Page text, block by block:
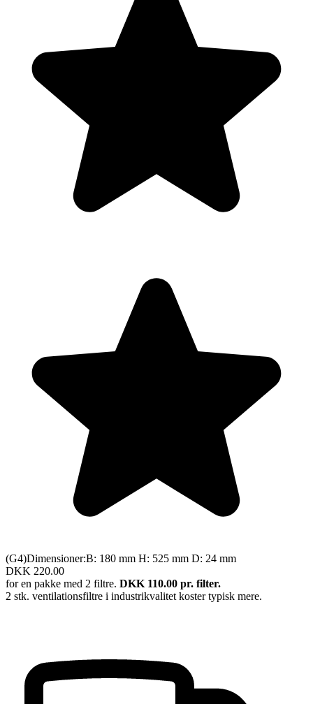
(G4)Dimensioner:B: 180 mm H: 525 mm D: 24 mm
DKK 220.00
for en pakke med 2 filtre. DKK 110.00 pr. filter.
2 stk. ventilationsfiltre i industrikvalitet koster typisk mere.